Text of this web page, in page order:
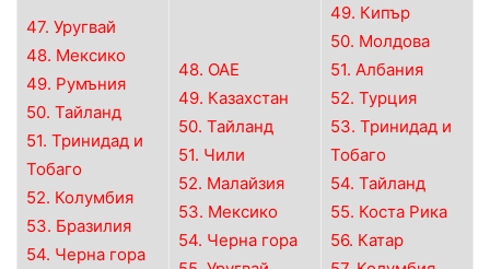
47. Уругвай
48. Мексико
49. Румъния
50. Тайланд
51. Тринидад и
Тобаго
52. Колумбия
53. Бразилия
54. Черна гора
48. ОАЕ
49. Казахстан
50. Тайланд
51. Чили
52. Малайзия
53. Мексико
54. Черна гора
49. Кипър
50. Молдова
51. Албания
52. Турция
53. Тринидад и
Тобаго
54. Тайланд
55. Коста Рика
56. Катар